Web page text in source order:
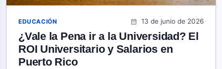
EDUCACIÓN calendar_month 13 de junio de 2026
¿Vale la Pena ir a la Universidad? El
ROI Universitario y Salarios en
Puerto Rico